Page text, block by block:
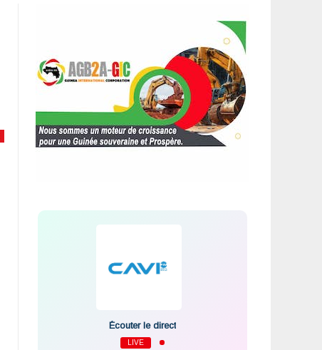
Écouter le direct
LIVE